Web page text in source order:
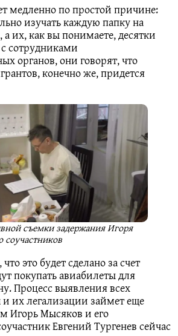
медленно по простой причине:
изучать каждую папку на
их, как вы понимаете, десятки
сотрудниками
органов, они говорят, что
конечно же, придется
съемки задержания Игоря
это будет сделано за счет
покупать авиабилеты для
Процесс выявления всех
их легализации займет еще
Игорь Мысяков и его
Евгений Тургенев сейчас